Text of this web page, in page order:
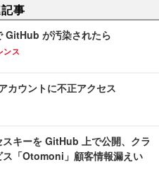
事
GitHub が汚染されたら
ンス
カウントに不正アクセス
キーを GitHub 上で公開、クラ
ス「Otomoni」顧客情報漏えい